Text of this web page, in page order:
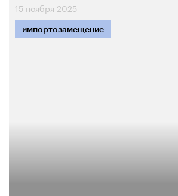
15 ноября 2025
импортозамещение